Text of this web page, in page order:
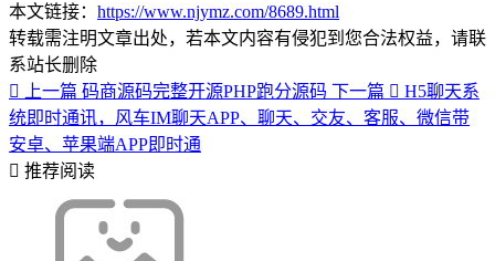
本文链接： https://www.njymz.com/8689.html
转载需注明文章出处，若本文内容有侵犯到您合法权益，请联
系站长删除
上一篇 码商源码完整开源PHP跑分源码 下一篇
H5聊天系
统即时通讯，风车IM聊天APP、聊天、交友、客服、微信带
安卓、苹果端APP即时通
推荐阅读